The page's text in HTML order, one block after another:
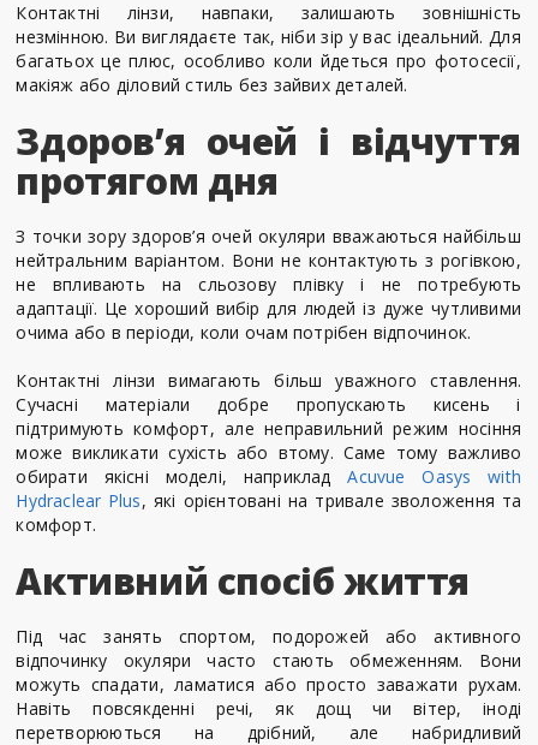
Контактні лінзи, навпаки, залишають зовнішність
незмінною. Ви виглядаєте так, ніби зір у вас ідеальний. Для
багатьох це плюс, особливо коли йдеться про фотосесії,
макіяж або діловий стиль без зайвих деталей.
Здоров’я очей і відчуття
протягом дня
З точки зору здоров’я очей окуляри вважаються найбільш
нейтральним варіантом. Вони не контактують з рогівкою,
не впливають на сльозову плівку і не потребують
адаптації. Це хороший вибір для людей із дуже чутливими
очима або в періоди, коли очам потрібен відпочинок.
Контактні лінзи вимагають більш уважного ставлення.
Сучасні матеріали добре пропускають кисень і
підтримують комфорт, але неправильний режим носіння
може викликати сухість або втому. Саме тому важливо
обирати якісні моделі, наприкладAcuvue Oasys with
Hydraclear Plus, які орієнтовані на тривале зволоження та
комфорт.
Активний спосіб життя
Під час занять спортом, подорожей або активного
відпочинку окуляри часто стають обмеженням. Вони
можуть спадати, ламатися або просто заважати рухам.
Навіть повсякденні речі, як дощ чи вітер, іноді
перетворюються на дрібний, але набридливий